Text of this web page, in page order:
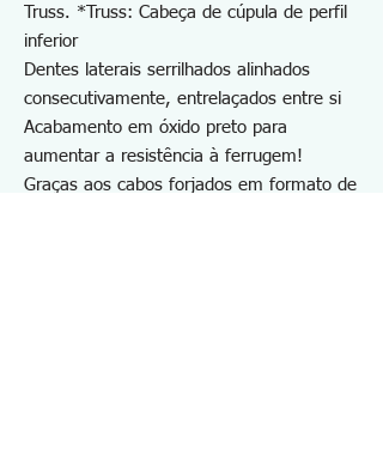
Truss. *Truss: Cabeça de cúpula de perfil
inferior
Dentes laterais serrilhados alinhados
consecutivamente, entrelaçados entre si
Acabamento em óxido preto para
aumentar a resistência à ferrugem!
Graças aos cabos forjados em formato de